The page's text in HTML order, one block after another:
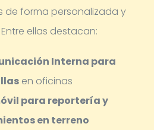
de forma personalizada y
Entre ellas destacan:
Interna para
en oficinas
para reportería y
en terreno